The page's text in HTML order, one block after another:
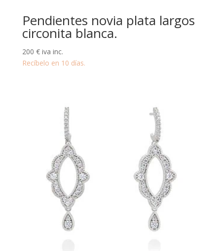
Pendientes novia plata largos
circonita blanca.
200 € iva inc.
Recíbelo en 10 días.